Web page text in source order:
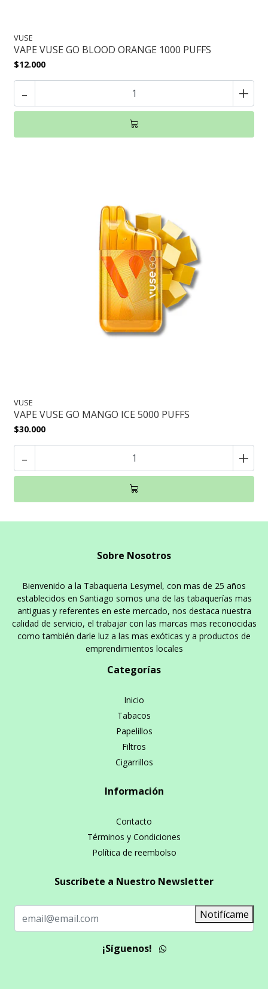
VUSE
VAPE VUSE GO BLOOD ORANGE 1000 PUFFS
$12.000
- +
VUSE
VAPE VUSE GO MANGO ICE 5000 PUFFS
$30.000
- +
Sobre Nosotros
Bienvenido a la Tabaqueria Lesymel, con mas de 25 años
establecidos en Santiago somos una de las tabaquerías mas
antiguas y referentes en este mercado, nos destaca nuestra
calidad de servicio, el trabajar con las marcas mas reconocidas
como también darle luz a las mas exóticas y a productos de
emprendimientos locales
Categorías
Inicio
Tabacos
Papelillos
Filtros
Cigarrillos
Información
Contacto
Términos y Condiciones
Política de reembolso
Suscríbete a Nuestro Newsletter
Notifícame
¡Síguenos!